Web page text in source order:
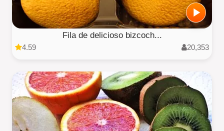
Fila de delicioso bizcoch...
4.59 20,353